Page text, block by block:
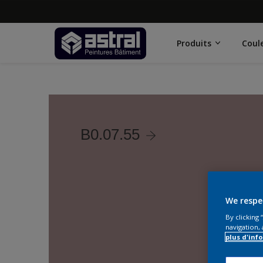
Produits
B0.07.55
We
By clicking
navigation,
plus